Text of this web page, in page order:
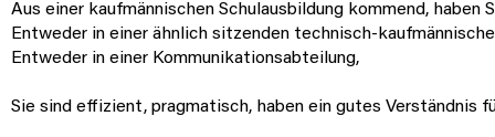
Aus einer kaufmännischen Schulausbildung kommend, haben
Entweder in einer ähnlich sitzenden technisch-
Entweder in einer Kommunikationsabteilung,
Sie sind effizient, pragmatisch, haben ein gutes